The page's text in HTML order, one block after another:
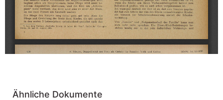
Ähnliche Dokumente